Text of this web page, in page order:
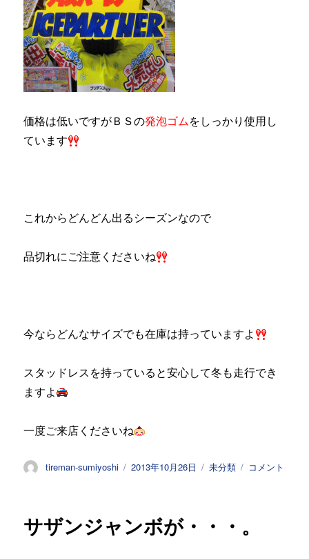
価格は低いですがＢＳの発泡ゴム をしっかり使用し
ています
これからどんどん出るシーズンなので
品切れにご注意くださいね
今ならどんなサイズでも在庫は持っていますよ
スタッドレスを持っていると安心して冬も走行でき
ますよ
一度ご来店くださいね
投
tireman-sumiyoshi
投
2013年10月26日
カ
ー
未分類
ス
ス！！
コメント
サザンジャンボが・・・。